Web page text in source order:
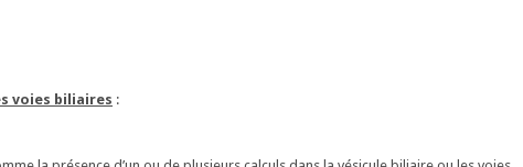
voies biliaires :